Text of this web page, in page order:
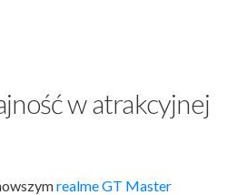
w atrakcyjnej
realme GT Master